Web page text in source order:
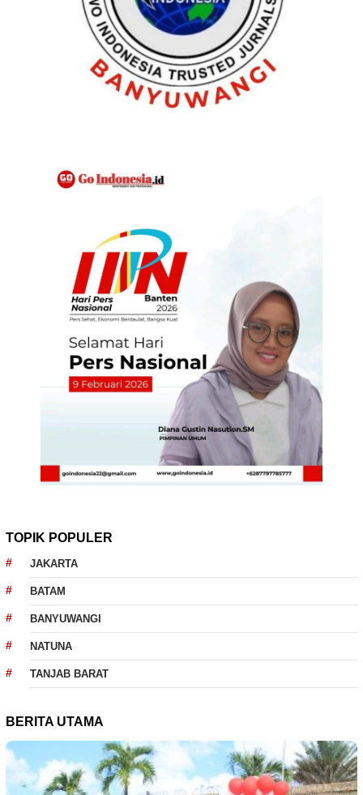
TOPIK POPULER
JAKARTA
BATAM
BANYUWANGI
NATUNA
TANJAB BARAT
BERITA UTAMA